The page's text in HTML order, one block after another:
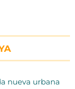
nueva urbana